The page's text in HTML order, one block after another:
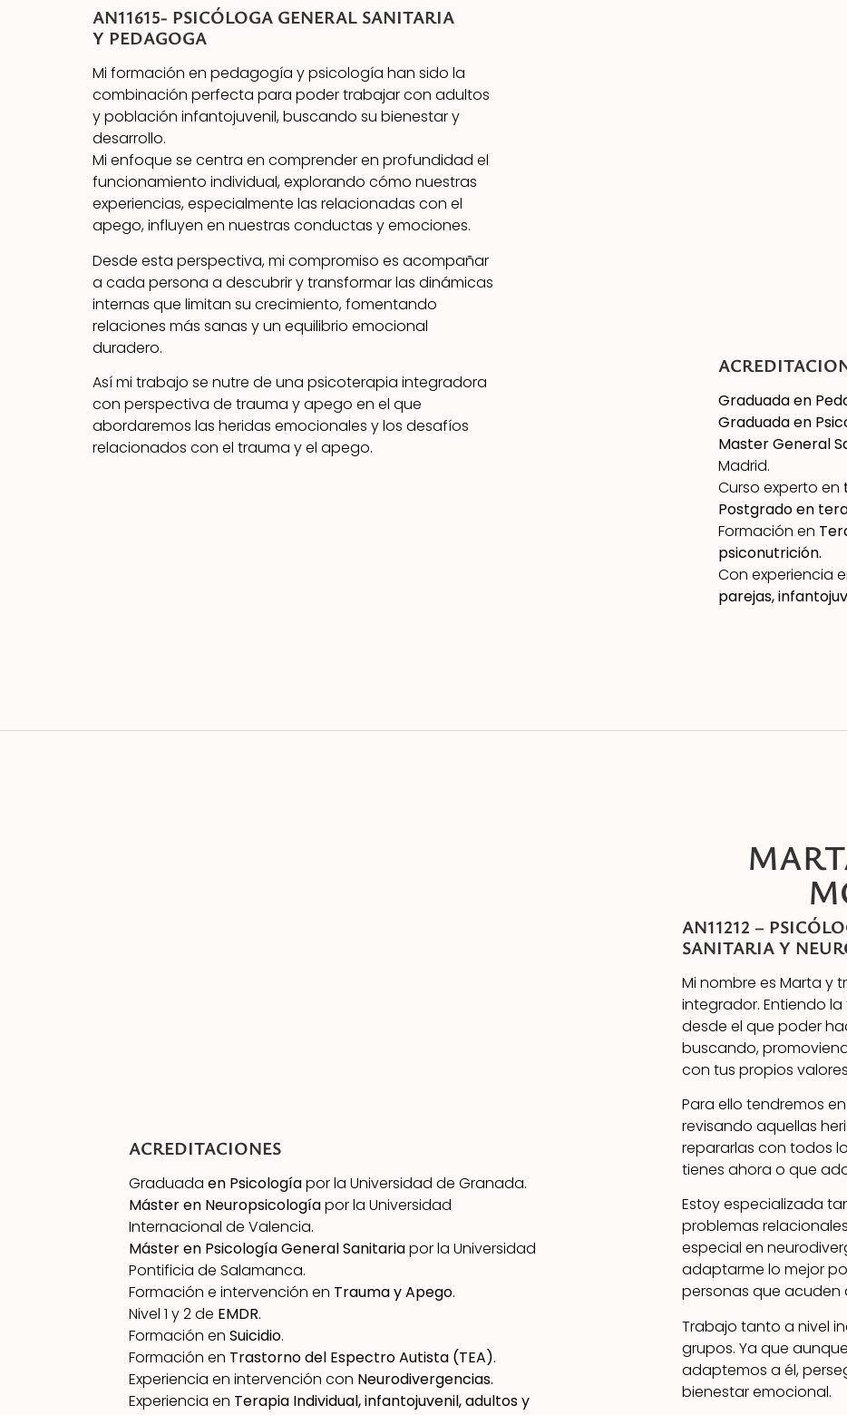
AN11615- PSICÓLOGA GENERAL SANITARIA
Y PEDAGOGA
Mi formación en pedagogía y psicología han sido la
combinación perfecta para poder trabajar con adultos
y población infantojuvenil, buscando su bienestar y
desarrollo.
Mi enfoque se centra en comprender en profundidad el
funcionamiento individual, explorando cómo nuestras
experiencias, especialmente las relacionadas con el
apego, influyen en nuestras conductas y emociones.
Desde esta perspectiva, mi compromiso es acompañar
a cada persona a descubrir y transformar las dinámicas
internas que limitan su crecimiento, fomentando
relaciones más sanas y un equilibrio emocional
duradero.
Así mi trabajo se nutre de una psicoterapia integradora
con perspectiva de trauma y apego en el que
abordaremos las heridas emocionales y los desafíos
relacionados con el trauma y el apego.
Graduada en
Graduada en
Master General
Madrid.
Curso experto en
Postgrado en
Formación en
psiconutrición.
Con experiencia
parejas,
ACREDITACIONES
Graduada en Psicologíapor la Universidad de Granada.
Máster en Neuropsicologíapor la Universidad
Internacional de Valencia.
Máster en Psicología General Sanitariapor la Universidad
Pontificia de Salamanca.
Formación e intervención en Trauma y Apego.
Nivel 1 y 2 de EMDR.
Formación en Suicidio.
Formación en Trastorno del Espectro Autista (TEA).
Experiencia en intervención con Neurodivergencias.
Experiencia en Terapia Individual, infantojuvenil, adultos y
AN11212 –
SANITARIA Y
Mi nombre es Marta y
integrador. Entiendo
desde el que poder
buscando,
con tus propios
Para ello tendremos
revisando aquellas
repararlas con todos
tienes ahora o que
Estoy especializada
problemas
especial en
adaptarme lo mejor
personas que acuden
Trabajo tanto a nivel
grupos. Ya que
adaptemos a él,
bienestar emocional.